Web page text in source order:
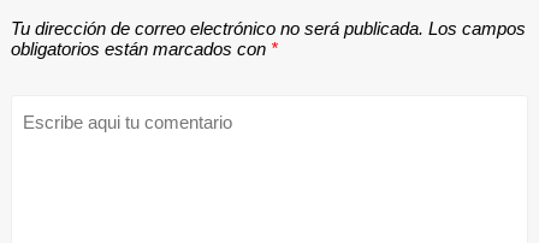
Tu dirección de correo electrónico no será publicada. Los campos
obligatorios están marcados con *